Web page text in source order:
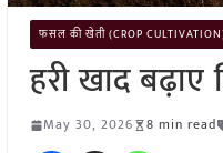
फसल की खेती (CROP
हरी खाद बढ़ाए
May 30, 2026 8 min read